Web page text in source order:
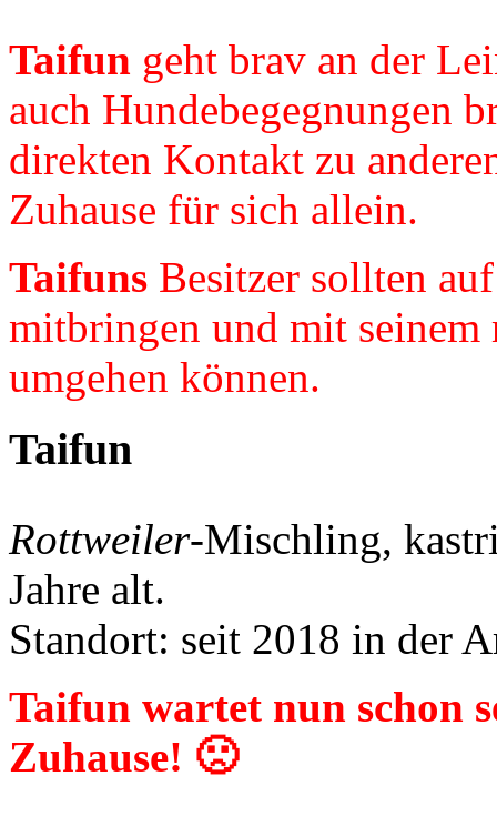
Taifun geht brav an der
auch Hundebegegnungen
direkten Kontakt zu
Zuhause für sich allein.
Taifuns Besitzer sollten
mitbringen und mit seinem
umgehen können.
Taifun
Rottweiler-Mischling,
Jahre alt.
Standort: seit 2018 in der
Taifun wartet nun schon
Zuhause! 🙁